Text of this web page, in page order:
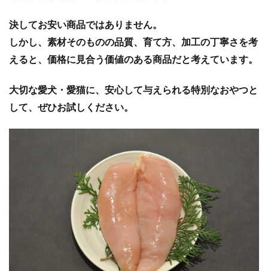
決してお安い商品ではありません。
しかし、素材そのものの品質、育て方、加工の丁寧さを考
えると、価格に見合う価値のある商品だと考えています。
大切な愛犬・愛猫に、安心して与えられる特別なおやつと
して、ぜひお試しください。